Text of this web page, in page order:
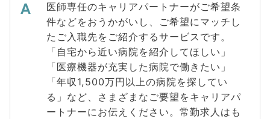
医師専任のキャリアパートナーがご希望条
件などをおうかがいし、ご希望にマッチし
たご入職先をご紹介するサービスです。
「自宅から近い病院を紹介してほしい」
「医療機器が充実した病院で働きたい」
「年収1,500万円以上の病院を探してい
る」など、さまざまなご要望をキャリアパ
ートナーにお伝えください。常勤求人はも